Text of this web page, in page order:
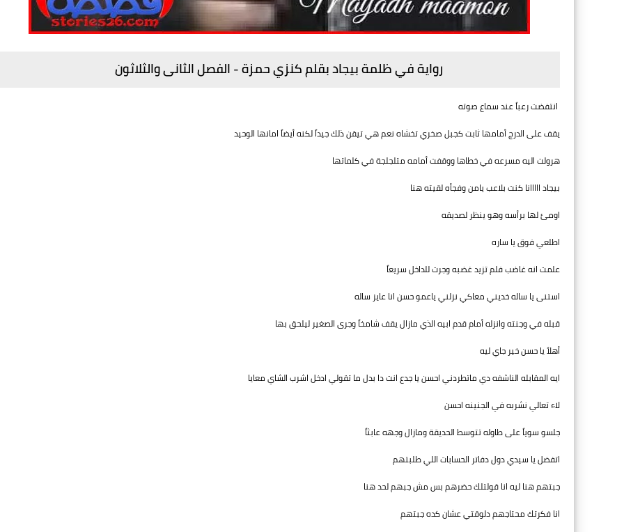
رواية في ظلمة بيجاد بقلم كنزي حمزة - الفصل الثانى والثلاثون
انتفضت رعباً عند سماع صوته
يقف على الدرج أمامها ثابت كجبل صخري تخشاه نعم هي تيقن ذلك جيداً لكنه أيضاً امانها الوحيد
هرولت اليه مسرعه في خطاها ووقفت أمامه متلجلجة في كلماتها
بيجاد ااااانا كنت بلاعب يامن وفجأه لقيته هنا
اومئ لها برأسه وهو ينظر لصديقه
اطلعي فوق يا ساره
علمت انه غاضب فلم تزيد غضبه وجرت للداخل سريعاً
استنى يا ساله خديني معاكي نزلني ياعمو حسن انا عايز ساله
قبله في وجنته وانزله أمام قدم ابيه الذي مازال يقف شامخاً وجرى الصغير ليلحق بها
أهلاً يا حسن خير جاي ليه
ايه المقابله الناشفه دي ماتطردني احسن يا جدع انت دا بدل ما تقولي ادخل اشرب الشاي معايا
لاء تعالي نشربه في الجنينه احسن
جلسو سوياً على طاوله تتوسط الحديقة ومازال وجهه عابثاً
اتفضل يا سيدي دول دفاتر الحسابات اللي طلبتهم
جبتهم هنا ليه انا قولتلك حضرهم بس مش جبهم لحد هنا
انا فكرتك محتاجهم دلوقتي عشان كده جبتهم